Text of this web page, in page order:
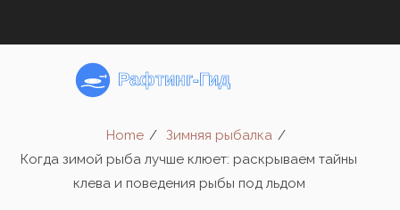
Home
Зимняя рыбалка
Когда зимой рыба лучше клюет: раскрываем тайны
клева и поведения рыбы под льдом